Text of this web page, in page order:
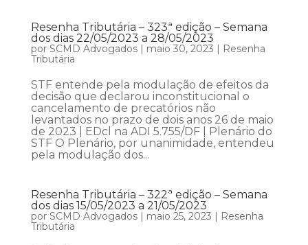
Resenha Tributária – 323ª edição – Semana
dos dias 22/05/2023 a 28/05/2023
por SCMD Advogados| maio 30, 2023 | Resenha
Tributária
STF entende pela modulação de efeitos da
decisão que declarou inconstitucional o
cancelamento de precatórios não
levantados no prazo de dois anos 26 de maio
de 2023 | EDcl na ADI 5.755/DF | Plenário do
STF O Plenário, por unanimidade, entendeu
pela modulação dos...
Resenha Tributária – 322ª edição – Semana
dos dias 15/05/2023 a 21/05/2023
por SCMD Advogados| maio 25, 2023 | Resenha
Tributária